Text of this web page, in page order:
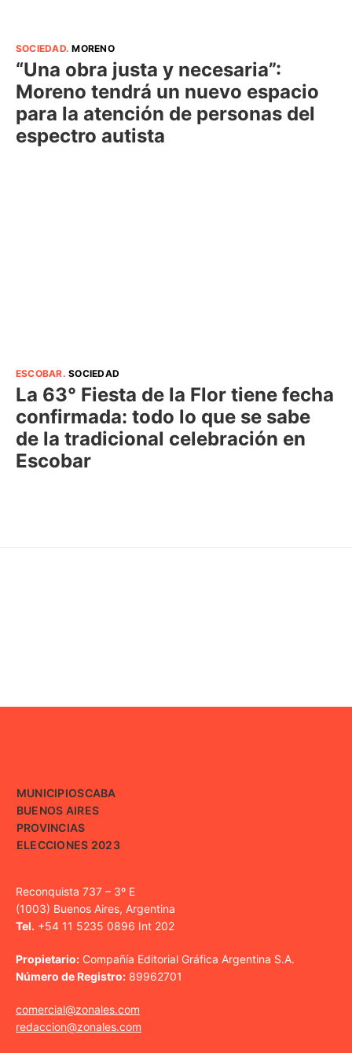
SOCIEDAD.MORENO
“Una obra justa y necesaria”:
Moreno tendrá un nuevo espacio
para la atención de personas del
espectro autista
ESCOBAR.SOCIEDAD
La 63° Fiesta de la Flor tiene fecha
confirmada: todo lo que se sabe
de la tradicional celebración en
Escobar
MUNICIPIOSCABA
BUENOS AIRES
PROVINCIAS
ELECCIONES 2023
Reconquista 737 – 3º E
(1003) Buenos Aires, Argentina
Tel. +54 11 5235 0896 Int 202
Propietario: Compañía Editorial Gráfica Argentina S.A.
Número de Registro: 89962701
comercial@zonales.com
redaccion@zonales.com